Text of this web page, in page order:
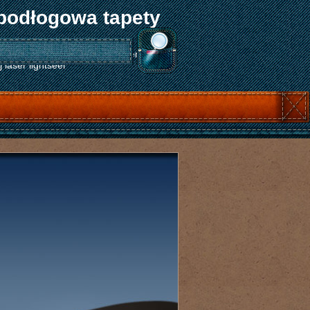
tapety
na ścianę obróbka skrawaniem metali
laser lightseer